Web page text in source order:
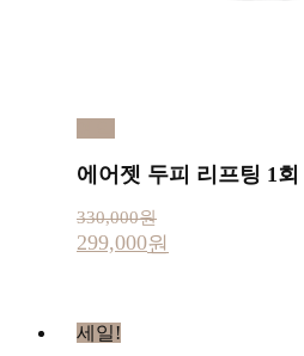
에어젯 두피 리프팅 1회
330,000원
299,000원
세일!